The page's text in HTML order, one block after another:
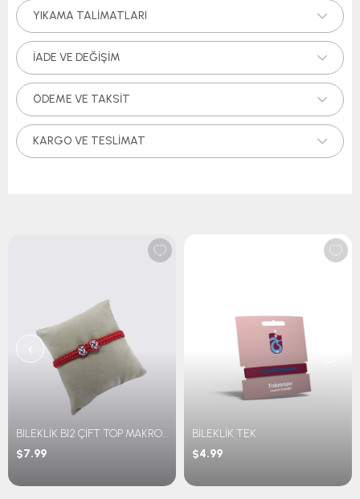
YIKAMA TALIMATLARI
İADE VE DEĞIŞIM
ÖDEME VE TAKSIT
KARGO VE TESLIMAT
BİLEKLİK B12 ÇİFT TOP MAKROME
$7.99
BİLEKLİK TEK
$4.99
‹